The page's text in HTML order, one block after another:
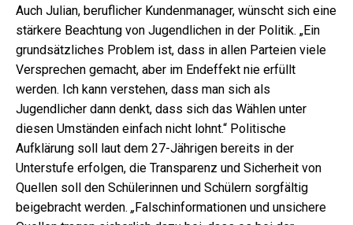
Auch Julian, beruflicher Kundenmanager, wünscht sich eine
stärkere Beachtung von Jugendlichen in der Politik. „Ein
grundsätzliches Problem ist, dass in allen Parteien viele
Versprechen gemacht, aber im Endeffekt nie erfüllt
werden. Ich kann verstehen, dass man sich als
Jugendlicher dann denkt, dass sich das Wählen unter
diesen Umständen einfach nicht lohnt.“ Politische
Aufklärung soll laut dem 27-Jährigen bereits in der
Unterstufe erfolgen, die Transparenz und Sicherheit von
Quellen soll den Schülerinnen und Schülern sorgfältig
beigebracht werden. „Falschinformationen und unsichere